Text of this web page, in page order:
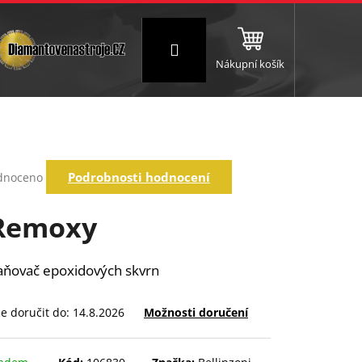
Brusné a leštící válce
Přihlášení
Nákupní košík
Podrobnosti hodnocení
epoxidových skvrn
doručit do: 14.8.2026 Možnosti doručení